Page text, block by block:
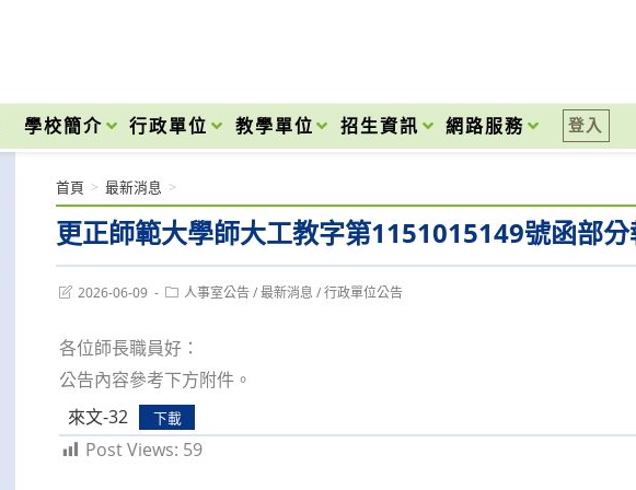
學校簡介 行政單位 教學單位 招生資訊 網路服務 登入
更正師範大學師大工教字第1151015149號函部
首頁 > 最新消息 >
Post2026-06-09
Post人事室公告 / 最新消息 / 行政單位公告
各位師長職員好：
公告內容參考下方附件。
來文-32
下載
Post Views: 59